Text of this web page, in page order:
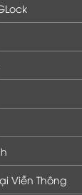
Viễn Thông